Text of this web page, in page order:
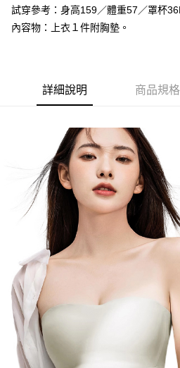
請求用戶進行身份認證。
恩沛科技股份有限公司將有權停止該用戶之
試穿參考：身高159／體重57／罩杯
內容物：上衣１件附胸墊。
詳細說明 商品規格